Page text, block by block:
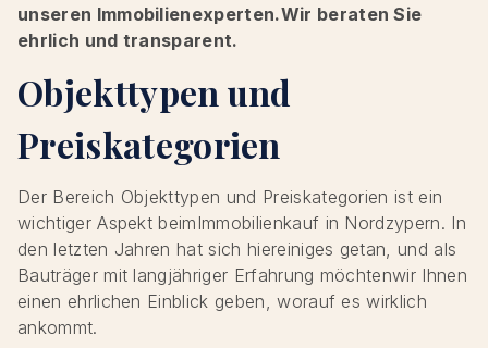
unseren Immobilienexperten.Wir beraten Sie
ehrlich und transparent.
Objekttypen und
Preiskategorien
Der Bereich Objekttypen und Preiskategorien ist ein
wichtiger Aspekt beimImmobilienkauf in Nordzypern. In
den letzten Jahren hat sich hiereiniges getan, und als
Bauträger mit langjähriger Erfahrung möchtenwir Ihnen
einen ehrlichen Einblick geben, worauf es wirklich
ankommt.